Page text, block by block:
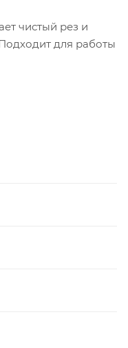
чистый рез и
для работы